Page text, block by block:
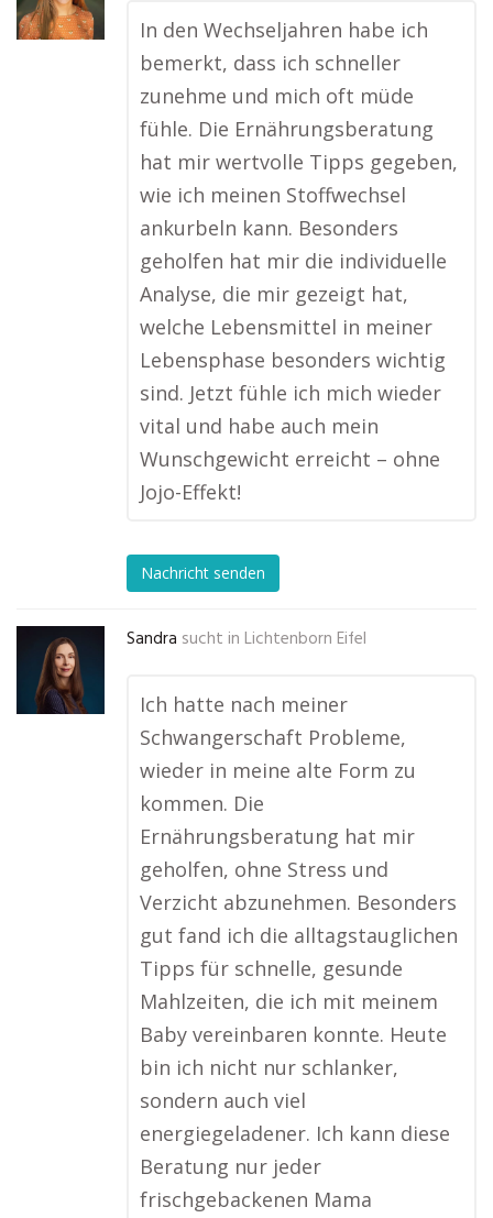
In den Wechseljahren habe ich
bemerkt, dass ich schneller
zunehme und mich oft müde
fühle. Die Ernährungsberatung
hat mir wertvolle Tipps gegeben,
wie ich meinen Stoffwechsel
ankurbeln kann. Besonders
geholfen hat mir die individuelle
Analyse, die mir gezeigt hat,
welche Lebensmittel in meiner
Lebensphase besonders wichtig
sind. Jetzt fühle ich mich wieder
vital und habe auch mein
Wunschgewicht erreicht – ohne
Jojo-Effekt!
Nachricht senden
Sandra sucht in Lichtenborn Eifel
Ich hatte nach meiner
Schwangerschaft Probleme,
wieder in meine alte Form zu
kommen. Die
Ernährungsberatung hat mir
geholfen, ohne Stress und
Verzicht abzunehmen. Besonders
gut fand ich die alltagstauglichen
Tipps für schnelle, gesunde
Mahlzeiten, die ich mit meinem
Baby vereinbaren konnte. Heute
bin ich nicht nur schlanker,
sondern auch viel
energiegeladener. Ich kann diese
Beratung nur jeder
frischgebackenen Mama